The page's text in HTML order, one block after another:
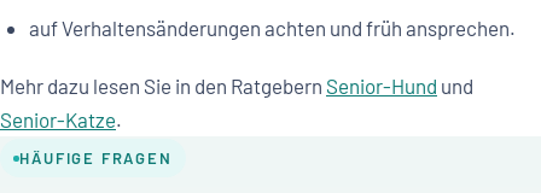
auf Verhaltensänderungen achten und früh ansprechen.
Mehr dazu lesen Sie in den Ratgebern Senior-Hund und
Senior-Katze.
HÄUFIGE FRAGEN